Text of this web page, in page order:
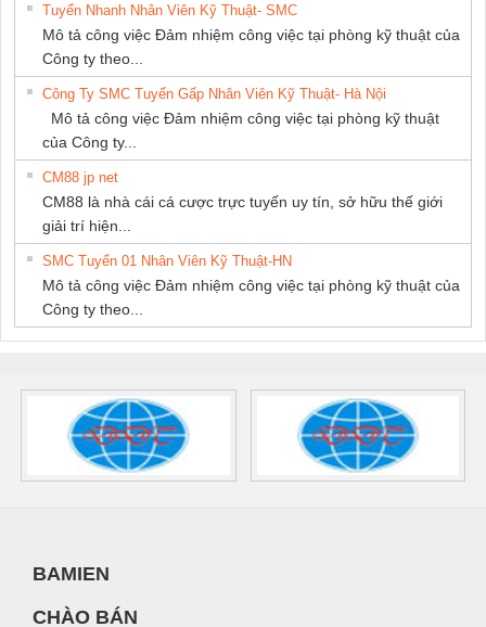
Tuyển Nhanh Nhân Viên Kỹ Thuật- SMC
Mô tả công việc Đảm nhiệm công việc tại phòng kỹ thuật của
Công ty theo...
Công Ty SMC Tuyển Gấp Nhân Viên Kỹ Thuật- Hà Nội
Mô tả công việc Đảm nhiệm công việc tại phòng kỹ thuật
của Công ty...
CM88 jp net
CM88 là nhà cái cá cược trực tuyến uy tín, sở hữu thế giới
giải trí hiện...
SMC Tuyển 01 Nhân Viên Kỹ Thuật-HN
Mô tả công việc Đảm nhiệm công việc tại phòng kỹ thuật của
Công ty theo...
BAMIEN
CHÀO BÁN